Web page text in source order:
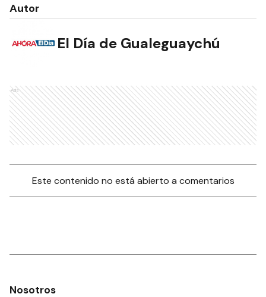
Autor
El Día de Gualeguaychú
Ads
Este contenido no está abierto a comentarios
Nosotros